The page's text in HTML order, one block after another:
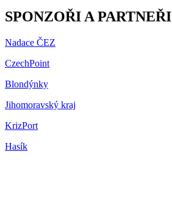
SPONZOŘI A PARTNEŘI
Nadace ČEZ
CzechPoint
Blondýnky
Jihomoravský kraj
KrizPort
Hasík